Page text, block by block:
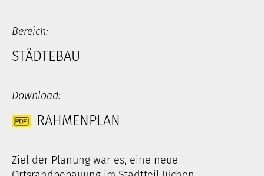
Bereich:
STÄDTEBAU
Download:
RAHMENPLAN
Ziel der Planung war es, eine neue